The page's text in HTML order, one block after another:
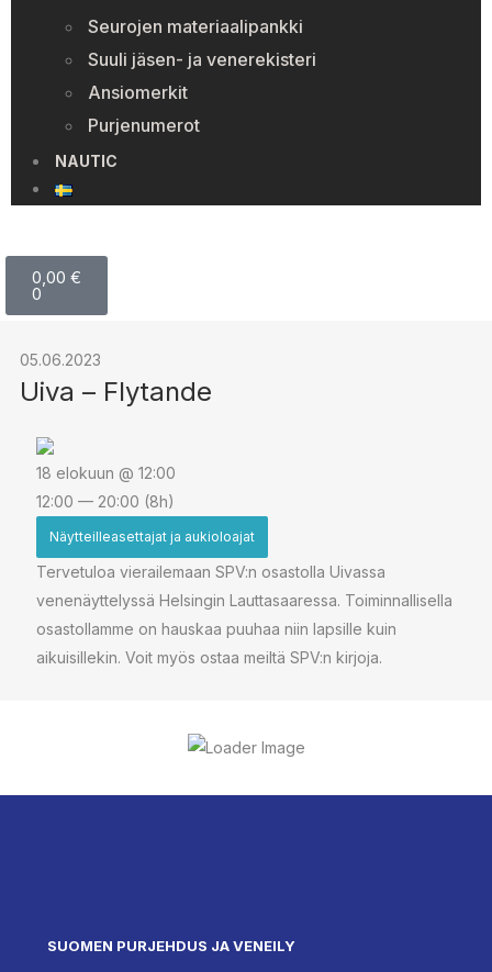
Seurojen materiaalipankki
Suuli jäsen- ja venerekisteri
Ansiomerkit
Purjenumerot
NAUTIC
0,00 €
0
05.06.2023
Uiva – Flytande
Tervetuloa vierailemaan SPV:n osastolla Uivassa
venenäyttelyssä Helsingin Lauttasaaressa. Toiminnallisella
osastollamme on hauskaa puuhaa niin lapsille kuin
aikuisillekin. Voit myös ostaa meiltä SPV:n kirjoja.
18 elokuun @ 12:00
12:00 — 20:00 (8h)
Näytteilleasettajat ja aukioloajat
SUOMEN PURJEHDUS JA VENEILY